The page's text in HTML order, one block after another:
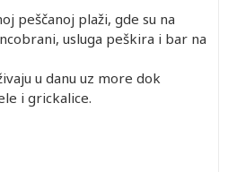
peščanoj plaži, gde su na
usluga peškira i bar na
u danu uz more dok
i grickalice.
Drugo
dete 2-
Drugo
dete 4-
Drugo